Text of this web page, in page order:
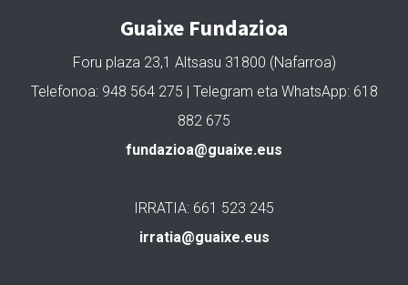
Guaixe Fundazioa
Foru plaza 23,1 Altsasu 31800 (Nafarroa)
Telefonoa: 948 564 275 | Telegram eta WhatsApp: 618
882 675
fundazioa@guaixe.eus
IRRATIA: 661 523 245
irratia@guaixe.eus